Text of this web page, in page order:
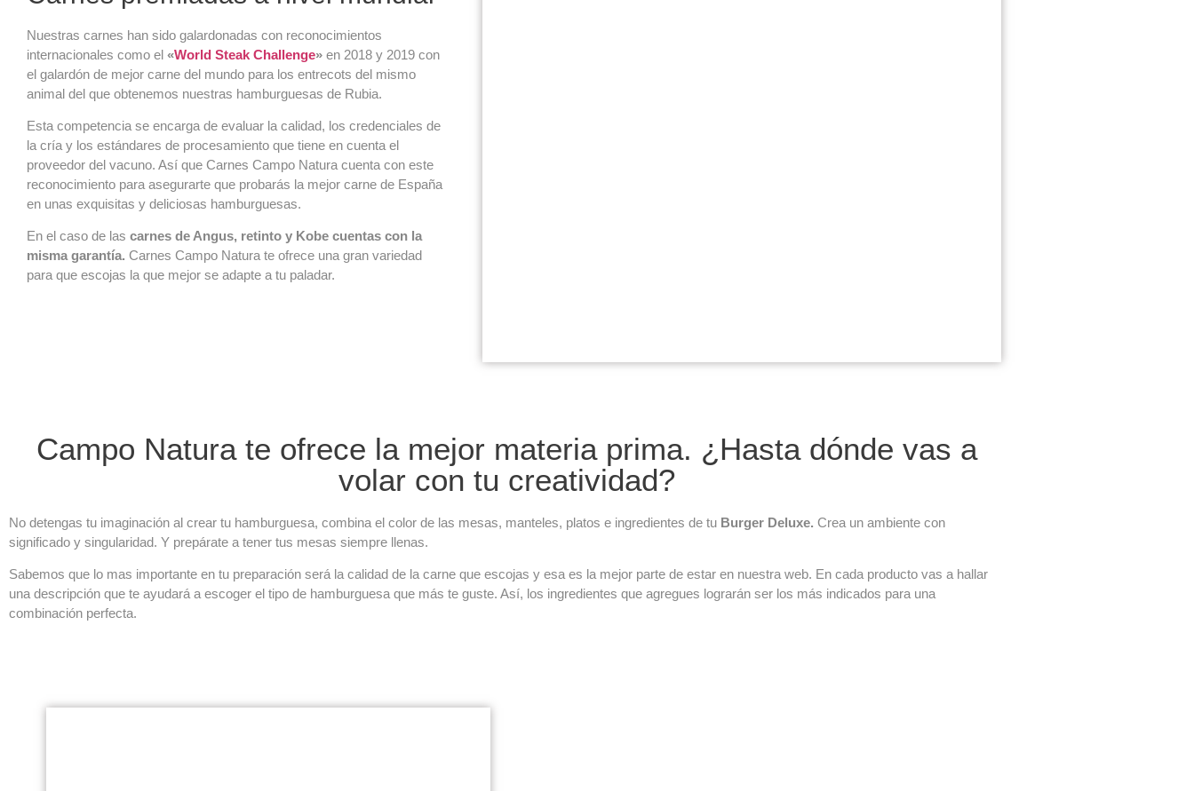
Nuestras carnes han sido galardonadas con reconocimientos
internacionales como el «World Steak Challenge» en 2018 y 2019 con
el galardón de mejor carne del mundo para los entrecots del mismo
animal del que obtenemos nuestras hamburguesas de Rubia.
Esta competencia se encarga de evaluar la calidad, los credenciales de
la cría y los estándares de procesamiento que tiene en cuenta el
proveedor del vacuno. Así que Carnes Campo Natura cuenta con este
reconocimiento para asegurarte que probarás la mejor carne de España
en unas exquisitas y deliciosas hamburguesas.
En el caso de las carnes de Angus, retinto y Kobe cuentas con la
misma garantía. Carnes Campo Natura te ofrece una gran variedad
para que escojas la que mejor se adapte a tu paladar.
Campo Natura te ofrece la mejor materia prima. ¿Hasta dónde vas a
volar con tu creatividad?
No detengas tu imaginación al crear tu hamburguesa, combina el color de las mesas, manteles, platos e ingredientes de tu Burger Deluxe. Crea un ambiente con
significado y singularidad. Y prepárate a tener tus mesas siempre llenas.
Sabemos que lo mas importante en tu preparación será la calidad de la carne que escojas y esa es la mejor parte de estar en nuestra web. En cada producto vas a hallar
una descripción que te ayudará a escoger el tipo de hamburguesa que más te guste. Así, los ingredientes que agregues lograrán ser los más indicados para una
combinación perfecta.